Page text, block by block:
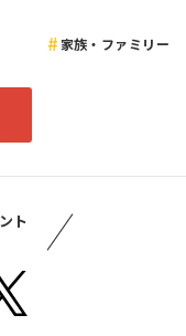
家族・ファミリー
ト